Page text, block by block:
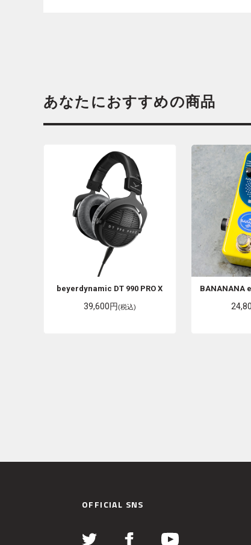
あなたにおすすめの商品
beyerdynamic DT 990 PRO X
39,600円(税込)
BANANANA
OFFICIAL SNS